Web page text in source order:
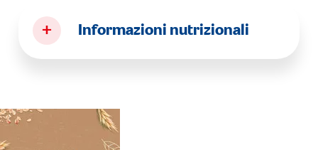
+ Informazioni nutrizionali